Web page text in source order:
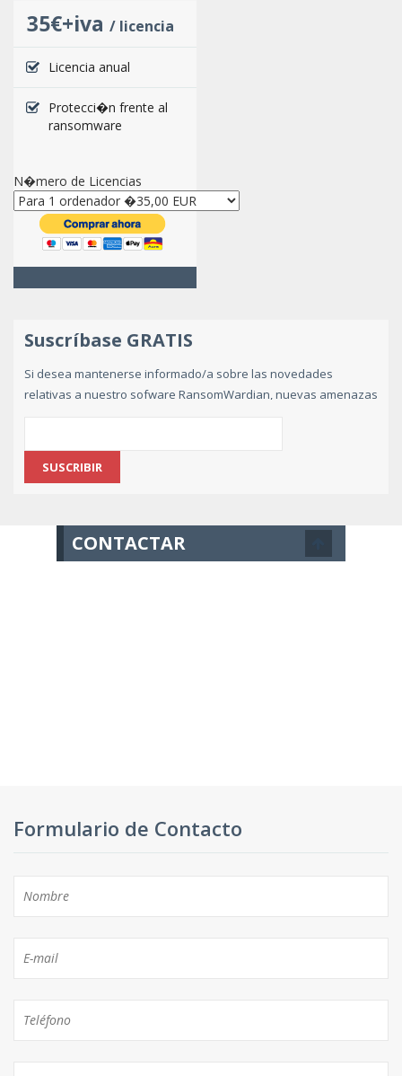
35€+iva / licencia
Licencia anual
Protecci�n frente al
ransomware
N�mero de Licencias
Suscríbase GRATIS
Si desea mantenerse informado/a sobre las novedades
relativas a nuestro sofware RansomWardian, nuevas amenazas
CONTACTAR
Formulario de Contacto